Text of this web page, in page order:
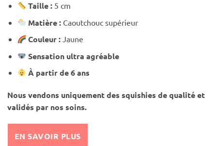
Taille : 5 cm
Matière : Caoutchouc supérieur
Couleur :Jaune
Sensation ultra agréable
À partir de 6 ans
Nous vendons uniquement des squishies de qualité et
validés par nos soins.
EN SAVOIR PLUS